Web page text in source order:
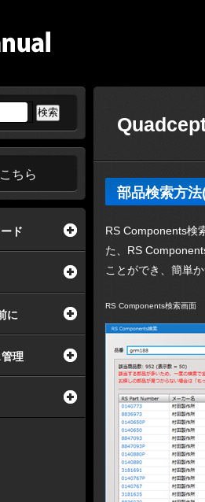
ちら
ド
に
理
部品検索方
RS Components検
た、RS
ことができ、簡単
RS Components検索画面